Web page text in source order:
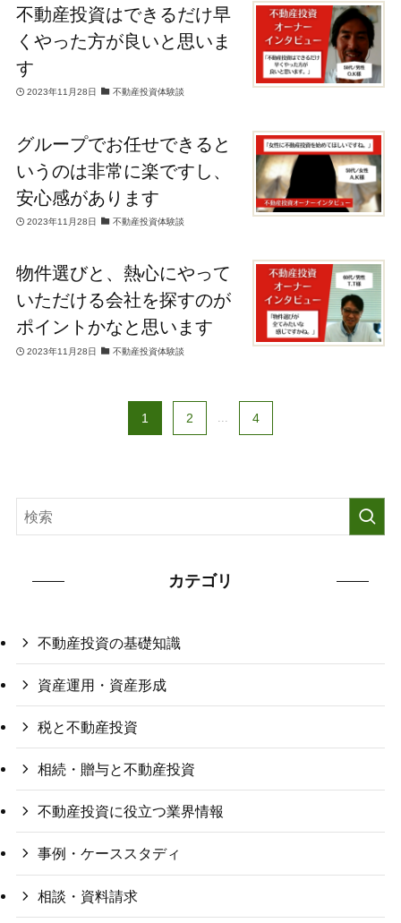
不動産投資はできるだけ早
くやった方が良いと思いま
す
2023年11月28日 不動産投資体験談
グループでお任せできると
いうのは非常に楽ですし、
安心感があります
2023年11月28日 不動産投資体験談
物件選びと、熱心にやって
いただける会社を探すのが
ポイントかなと思います
2023年11月28日 不動産投資体験談
1 2 4
カテゴリ
不動産投資の基礎知識
資産運用・資産形成
税と不動産投資
相続・贈与と不動産投資
不動産投資に役立つ業界情報
事例・ケーススタディ
相談・資料請求